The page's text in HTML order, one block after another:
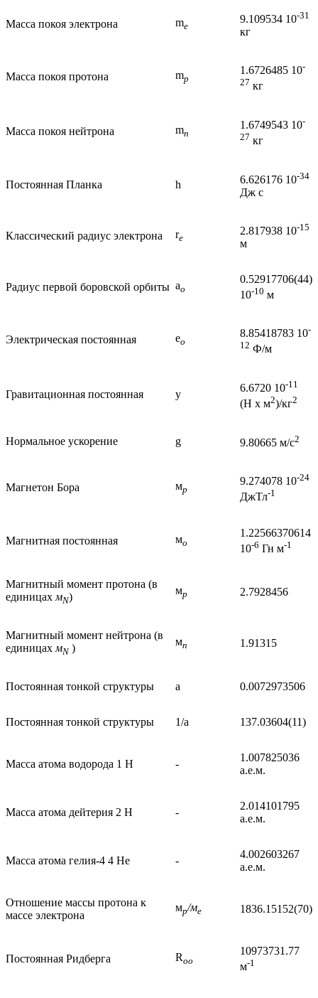
Масса покоя электрона me
9.109534 10-31
кг
Масса покоя протона mp
1.6726485 10-
27 кг
Масса покоя нейтрона mn
1.6749543 10-
27 кг
Постоянная Планка h 6.626176 10-34
Дж с
Классический радиус электрона re
2.817938 10-15
м
Радиус первой боровской орбиты ao
0.52917706(44)
10-10 м
Электрическая постоянная eo
8.85418783 10-
12 Ф/м
Гравитационная постоянная y
6.6720 10-11
(Н x м2)/кг2
Нормальное ускорение g 9.80665 м/с2
Магнетон Бора мp
9.274078 10-24
ДжТл-1
Магнитная постоянная мo
1.22566370614
10-6 Гн м-1
Магнитный момент протона (в
единицах мN)
мp 2.7928456
Магнитный момент нейтрона (в
единицах мN )
мn 1.91315
Постоянная тонкой структуры а 0.0072973506
Постоянная тонкой структуры 1/a 137.03604(11)
Масса атома водорода 1 H -
1.007825036
а.е.м.
Масса атома дейтерия 2 H -
2.014101795
а.е.м.
Масса атома гелия-4 4 He -
4.002603267
а.е.м.
Отношение массы протона к
массе электрона
мp/мe 1836.15152(70)
Постоянная Ридберга Roo
10973731.77
м-1